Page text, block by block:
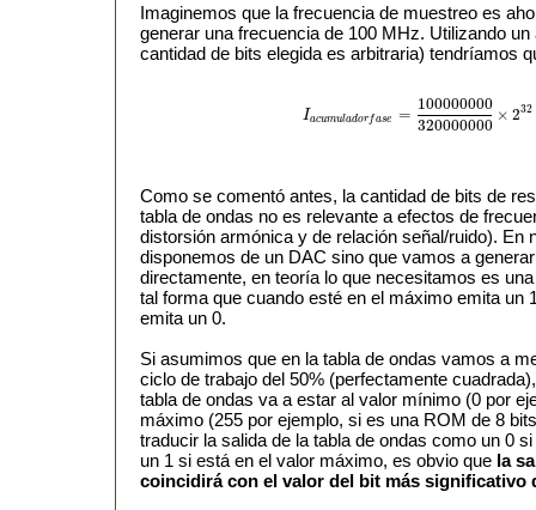
Imaginemos que la frecuencia de muestreo es
generar una frecuencia de 100 MHz. Utilizando
cantidad de bits elegida es arbitraria) tendríamos
Iacumulador fase =
100000000
320000000
× 232
Iacumuladorfas e=100000000320000000
Como se comentó antes, la cantidad de bits de
tabla de ondas no es relevante a efectos de
distorsión armónica y de relación señal/ruido). En
disponemos de un DAC sino que vamos a
directamente, en teoría lo que necesitamos es
tal forma que cuando esté en el máximo emita un
emita un 0.
Si asumimos que en la tabla de ondas vamos a
ciclo de trabajo del 50% (perfectamente
tabla de ondas va a estar al valor mínimo (0 por
máximo (255 por ejemplo, si es una ROM de 8
traducir la salida de la tabla de ondas como un 0
un 1 si está en el valor máximo, es obvio que la
coincidirá con el valor del bit más significativo